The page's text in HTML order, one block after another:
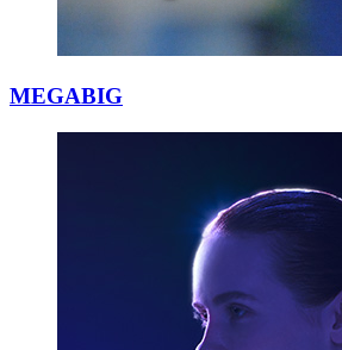
MEGABIG